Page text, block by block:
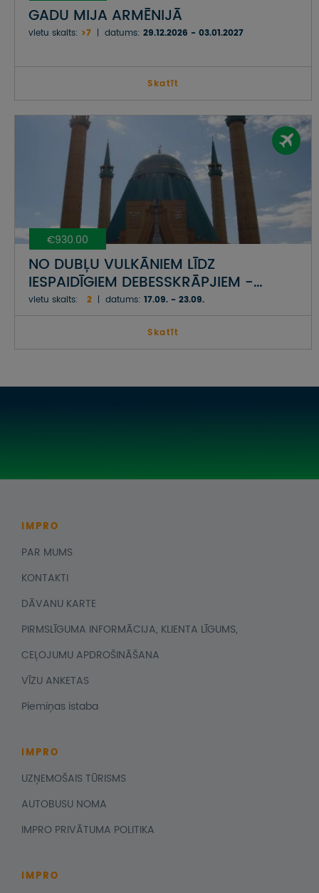
GADU MIJA ARMĒNIJĀ
vietu skaits: >7 datums: 29.12.2026 - 03.01.2027
Skatīt
€930.00
NO DUBĻU VULKĀNIEM LĪDZ
IESPAIDĪGIEM DEBESSKRĀPJIEM -
AZERBAIDŽĀNA__
vietu skaits: 2 datums: 17.09. - 23.09.
Skatīt
IMPRO
PAR MUMS
KONTAKTI
DĀVANU KARTE
PIRMSLĪGUMA INFORMĀCIJA, KLIENTA LĪGUMS,
CEĻOJUMU APDROŠINĀŠANA
VĪZU ANKETAS
Piemiņas istaba
IMPRO
UZŅEMOŠAIS TŪRISMS
AUTOBUSU NOMA
IMPRO PRIVĀTUMA POLITIKA
IMPRO